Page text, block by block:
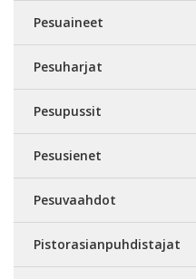
Pesuaineet
Pesuharjat
Pesupussit
Pesusienet
Pesuvaahdot
Pistorasianpuhdistajat